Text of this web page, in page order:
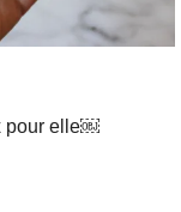
pour elle￼